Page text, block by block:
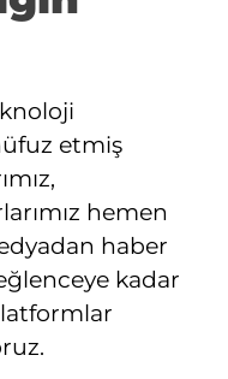
etmiş
hemen
haber
kadar